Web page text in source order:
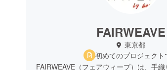
FAIRWEAVE
東京都
初めてのプロジェクト
FAIRWEAVE（フェアウィーブ）は、手